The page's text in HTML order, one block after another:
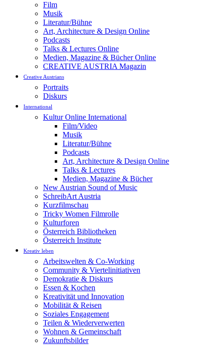
Film
Musik
Literatur/Bühne
Art, Architecture & Design Online
Podcasts
Talks & Lectures Online
Medien, Magazine & Bücher Online
CREATIVE AUSTRIA Magazin
Creative Austrians
Portraits
Diskurs
International
Kultur Online International
Film/Video
Musik
Literatur/Bühne
Podcasts
Art, Architecture & Design Online
Talks & Lectures
Medien, Magazine & Bücher
New Austrian Sound of Music
SchreibArt Austria
Kurzfilmschau
Tricky Women Filmrolle
Kulturforen
Österreich Bibliotheken
Österreich Institute
Kreativ leben
Arbeitswelten & Co-Working
Community & Viertelinitiativen
Demokratie & Diskurs
Essen & Kochen
Kreativität und Innovation
Mobilität & Reisen
Soziales Engagement
Teilen & Wiederverwerten
Wohnen & Gemeinschaft
Zukunftsbilder